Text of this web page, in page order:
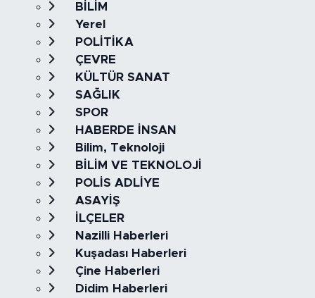
BİLİM
Yerel
POLİTİKA
ÇEVRE
KÜLTÜR SANAT
SAĞLIK
SPOR
HABERDE İNSAN
Bilim, Teknoloji
BİLİM VE TEKNOLOJİ
POLİS ADLİYE
ASAYİŞ
İLÇELER
Nazilli Haberleri
Kuşadası Haberleri
Çine Haberleri
Didim Haberleri